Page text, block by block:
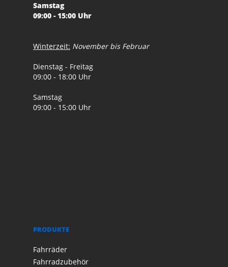
Samstag
09:00 - 15:00 Uhr
Winterzeit: November bis Februar
Dienstag - Freitag
09:00 - 18:00 Uhr
Samstag
09:00 - 15:00 Uhr
PRODUKTE
Fahrräder
Fahrradzubehör